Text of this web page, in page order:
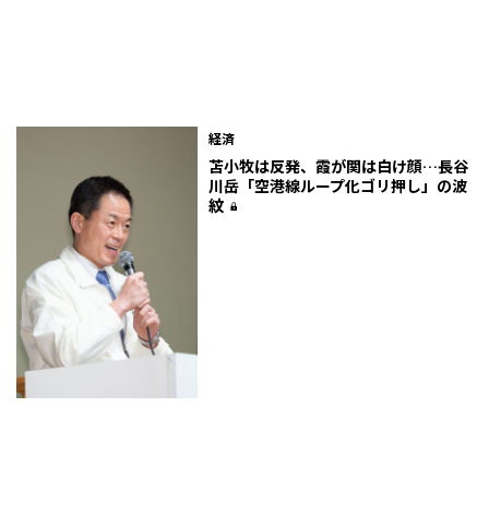
経済
苫小牧は反発、霞が関は白け顔…長谷
川岳「空港線ループ化ゴリ押し」の波
紋